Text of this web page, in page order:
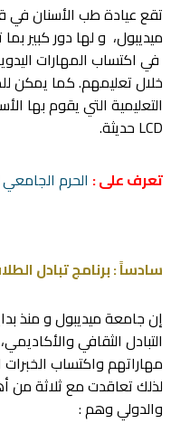
تقع عيادة طب الأسنان
ميديبول، و لها دور كبير
في اكتساب المهارات
خلال تعليمهم. كما يمكن
التعليمية التي يقوم بها
LCD حديثة.
تعرف على : الحرم
سادساً : برنامج تبادل
إن جامعة ميديبول و منذ
التبادل الثقافي
مهاراتهم واكتساب
لذلك تعاقدت مع ثلاثة من
والدولي وهم :